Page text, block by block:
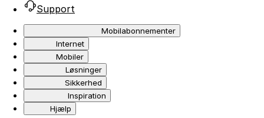
Support
Mobilabonnementer
Internet
Mobiler
Løsninger
Sikkerhed
Inspiration
Hjælp